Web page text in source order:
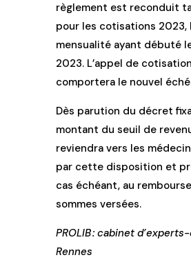
règlement est reconduit
pour les cotisations 2023,
mensualité ayant débuté
2023. L’appel de
comportera le nouvel
Dès parution du décret
montant du seuil de
reviendra vers les
par cette disposition et
cas échéant, au
sommes versées.
PROLIB : cabinet
Rennes